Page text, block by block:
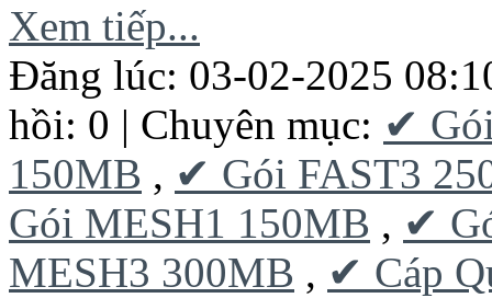
Xem tiếp...
Đăng lúc: 03-02-2025
hồi: 0 | Chuyên mục: ✔
150MB , ✔ Gói FAST3
Gói MESH1 150MB , ✔
MESH3 300MB , ✔ Cáp